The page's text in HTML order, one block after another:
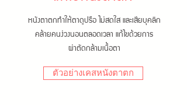
หนังตาตกทำให้ตาดูปรือ ไม่สดใส และเสียบุคลิก
คล้ายคนง่วงนอนตลอดเวลา แก้ไขด้วยการ
ผ่าตัดกล้ามเนื้อตา
ตัวอย่างเคสหนังตาตก